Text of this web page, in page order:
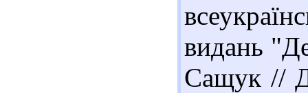
видань
Сащук //